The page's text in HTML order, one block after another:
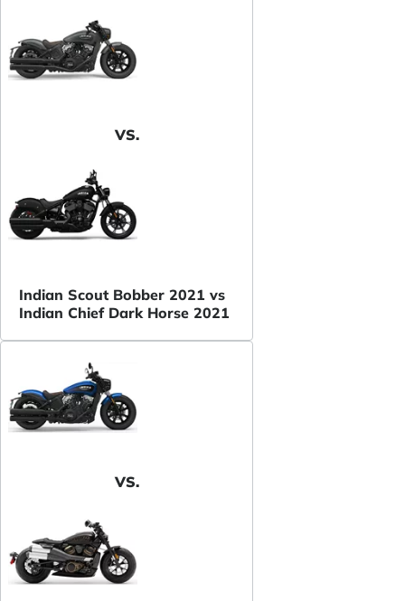
VS.
Indian Scout Bobber 2021 vs
Indian Chief Dark Horse 2021
VS.